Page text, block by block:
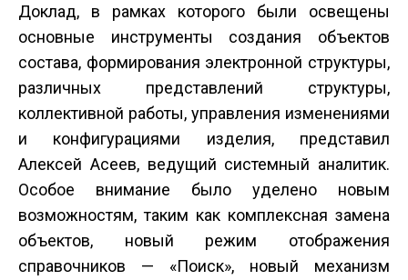
Доклад, в рамках которого были освещены
основные инструменты создания объектов
состава, формирования электронной структуры,
различных представлений структуры,
коллективной работы, управления изменениями
и конфигурациями изделия, представил
Алексей Асеев, ведущий системный аналитик.
Особое внимание было уделено новым
возможностям, таким как комплексная замена
объектов, новый режим отображения
справочников — «Поиск», новый механизм